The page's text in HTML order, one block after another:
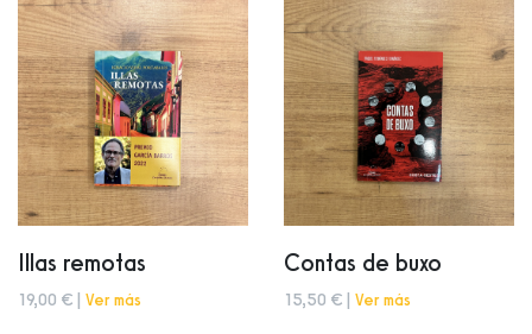
Illas remotas
19,00 € | Ver más
Contas de buxo
15,50 € | Ver más